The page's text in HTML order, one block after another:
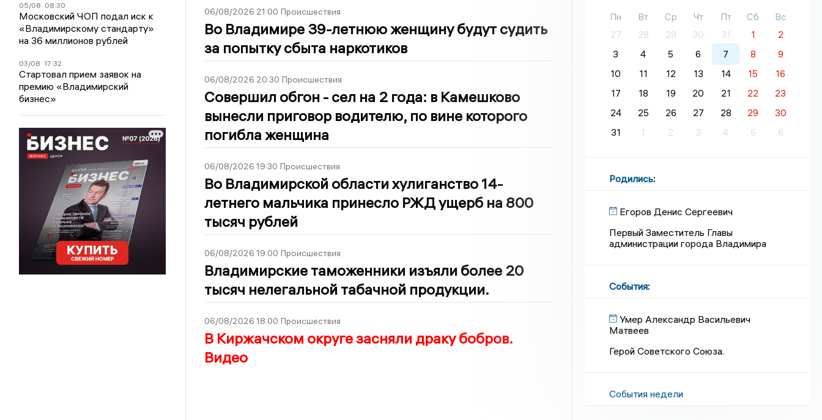
05/08 08:30
Московский ЧОП подал иск к
«Владимирскому стандарту»
на 36 миллионов рублей
03/08 17:32
Стартовал прием заявок на
премию «Владимирский
бизнес»
06/08/2026 21:00 Происшествия
Во Владимире 39-летнюю женщину будут судить
за попытку сбыта наркотиков
06/08/2026 20:30 Происшествия
Совершил обгон - сел на 2 года: в Камешково
вынесли приговор водителю, по вине которого
погибла женщина
06/08/2026 19:30 Происшествия
Во Владимирской области хулиганство 14-
летнего мальчика принесло РЖД ущерб на 800
тысяч рублей
06/08/2026 19:00 Происшествия
Владимирские таможенники изъяли более 20
тысяч нелегальной табачной продукции.
06/08/2026 18:00 Происшествия
В Киржачском округе засняли драку бобров.
Видео
Пн Вт Ср Чт Пт Сб
Вс
27
28 29 30 31 1
2
3
4 5 6 7 8
9
10
11 12 13 14 15
16
17
18 19 20 21 22
23
24
25 26 27 28 29
30
31
1 2 3 4 5 6
Родились:
Егоров Денис Сергеевич
Первый Заместитель Главы
администрации города Владимира
События:
Умер Александр Васильевич
Матвеев
Герой Советского Союза.
События недели